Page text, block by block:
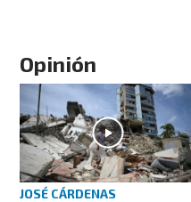
Opinión
JOSÉ CÁRDENAS